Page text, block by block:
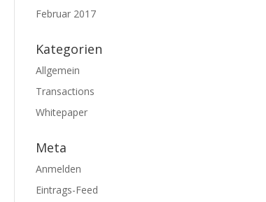
Februar 2017
Kategorien
Allgemein
Transactions
Whitepaper
Meta
Anmelden
Eintrags-Feed